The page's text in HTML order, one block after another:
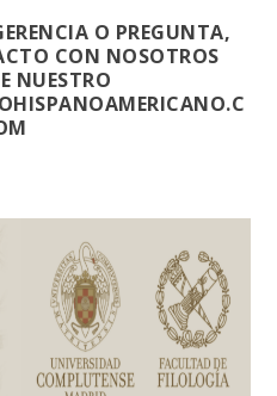
O PREGUNTA,
CON NOSOTROS
NUESTRO